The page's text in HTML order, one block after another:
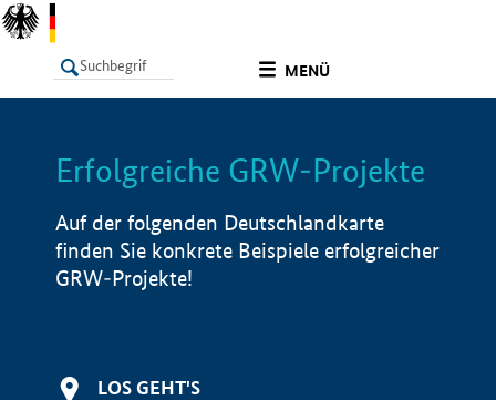
MENÜ
LISTE Info
Erfolgreiche GRW-Projekte
Auf der folgenden Deutschlandkarte
finden Sie konkrete Beispiele erfolgreicher
GRW-Projekte!
LOS GEHT'S